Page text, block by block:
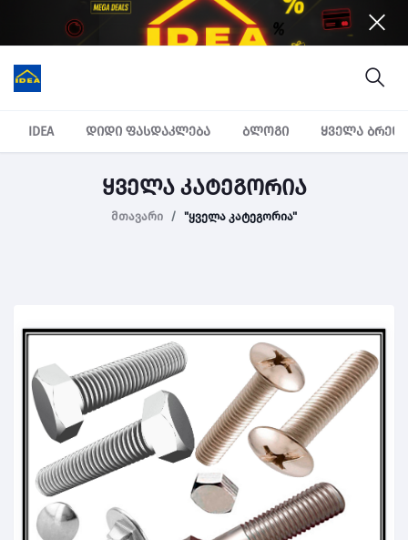
IDEA დიდი ფასდაკლება ბლოგი ყველა
ყველა კატეგორია
მთავარი "ყველა კატეგორია"